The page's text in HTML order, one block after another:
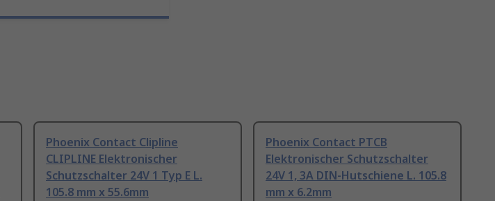
Phoenix Contact Clipline
CLIPLINE Elektronischer
Schutzschalter 24V 1 Typ E L.
105.8 mm x 55.6mm
Phoenix Contact PTCB
Elektronischer Schutzschalter
24V 1, 3A DIN-Hutschiene L. 105.8
mm x 6.2mm